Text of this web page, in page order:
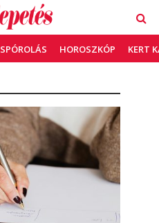
SPÓROLÁS HOROSZKÓP KERT